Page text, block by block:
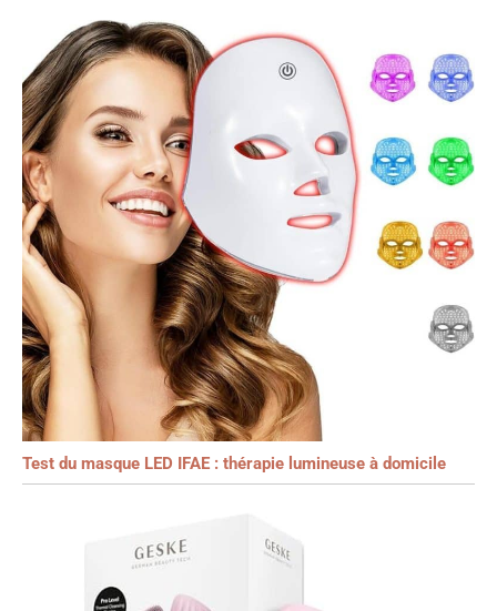
Test du masque LED IFAE : thérapie lumineuse à domicile